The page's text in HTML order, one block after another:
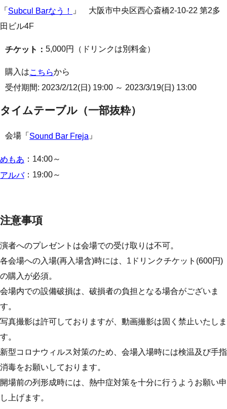
「 Subcul Barなう！
」 大阪市中央区西心斎橋2-10-22 第2多
田ビル4F
チケット： 5,000円（ドリンクは別料金）
購入はこちらから
受付期間: 2023/2/12(日) 19:00 ～ 2023/3/19(日) 13:00
タイムテーブル（一部抜粋）
会場「 Sound Bar Freja 」
めもあ ：14:00～
アルバ：19:00～
注意事項
演者へのプレゼントは会場での受け取りは不可。
各会場への入場(再入場含)時には、1ドリンクチケット(600円)
の購入が必須。
会場内での設備破損は、破損者の負担となる場合がございま
す。
写真撮影は許可しておりますが、動画撮影は固く禁止いたしま
す。
新型コロナウィルス対策のため、会場入場時には検温及び手指
消毒をお願いしております。
開場前の列形成時には、熱中症対策を十分に行うようお願い申
し上げます。